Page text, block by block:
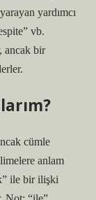
yardımcı
vb.
ancak bir
cümle
anlam
ile bir ilişki